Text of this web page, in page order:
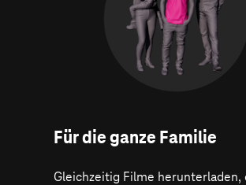
Für die ganze Familie
Gleichzeitig Filme herunterladen,